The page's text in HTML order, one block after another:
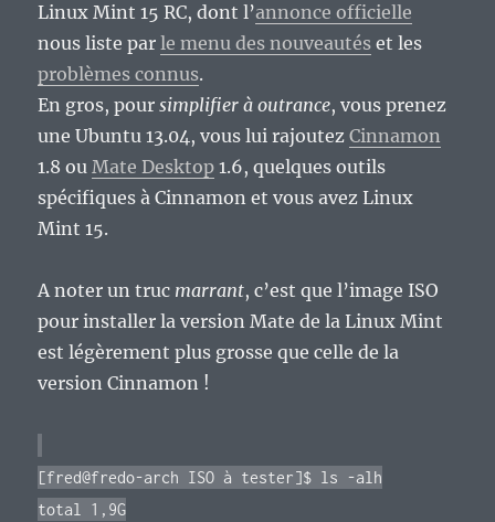
Linux Mint 15 RC, dont l’annonce officielle
nous liste parle menu des nouveautés et les
problèmes connus.
En gros, poursimplifier à outrance, vous prenez
une Ubuntu 13.04, vous lui rajoutezCinnamon
1.8 ouMate Desktop 1.6, quelques outils
spécifiques à Cinnamon et vous avez Linux
Mint 15.
A noter un truc marrant, c’est que l’image ISO
pour installer la version Mate de la Linux Mint
est légèrement plus grosse que celle de la
version Cinnamon !
[fred@fredo-arch ISO à tester]$ ls -alh
total 1,9G